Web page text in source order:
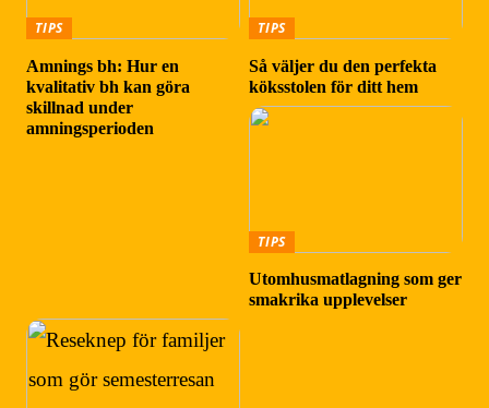
TIPS
Amnings bh: Hur en
kvalitativ bh kan göra
skillnad under
amningsperioden
TIPS
Så väljer du den perfekta
köksstolen för ditt hem
TIPS
Utomhusmatlagning som ger
smakrika upplevelser